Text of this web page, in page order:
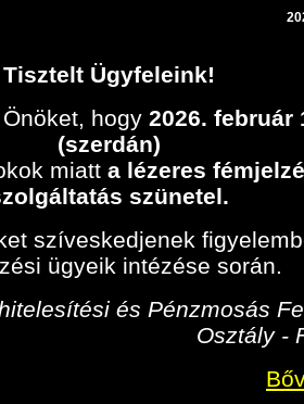
Tisztelt Ügyfeleink!
hogy 2026. február
(szerdán)
miatt a lézeres
szünetel.
szíveskedjenek
ügyeik intézése során.
és Pénzmosás
Osztály -